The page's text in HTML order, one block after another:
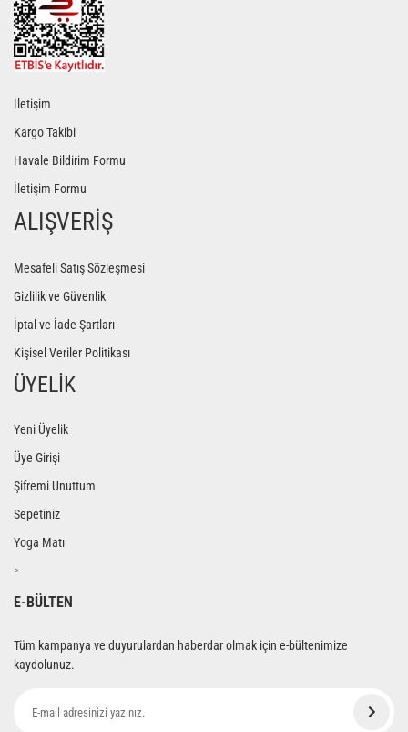
İletişim
Kargo Takibi
Havale Bildirim Formu
İletişim Formu
ALIŞVERİŞ
Mesafeli Satış Sözleşmesi
Gizlilik ve Güvenlik
İptal ve İade Şartları
Kişisel Veriler Politikası
ÜYELİK
Yeni Üyelik
Üye Girişi
Şifremi Unuttum
Sepetiniz
Yoga Matı
>
E-BÜLTEN
Tüm kampanya ve duyurulardan haberdar olmak için e-bültenimize
kaydolunuz.